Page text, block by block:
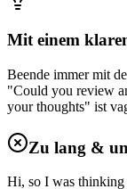
Mit einem
Beende immer mit
"Could you review
your thoughts" ist
Zu lang &
Hi, so I was thinking